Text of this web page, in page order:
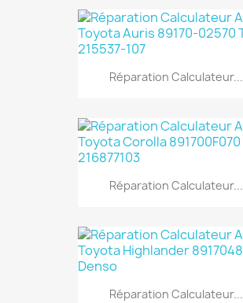
Réparation Calculateur...
Réparation Calculateur...
Réparation Calculateur...